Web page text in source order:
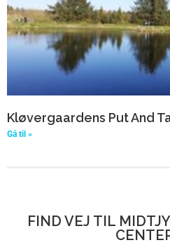
Kløvergaardens Put And
Gå til »
FIND VEJ TIL